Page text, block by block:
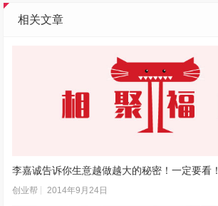
相关文章
李嘉诚告诉你生意越做越大的秘密！一定要看！
创业帮 2014年9月24日